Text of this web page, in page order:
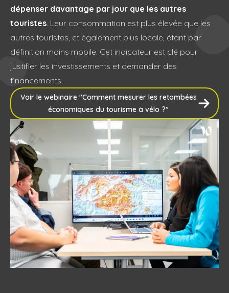
dépenser davantage par jour que les autres
touristes. Leur consommation est plus élevée que les
autres touristes, et également plus locale, étant par
définition moins mobile. Cet indicateur est clé pour
justifier les investissements et demander des
financements.
Voir le webinaire "Comment mesurer les retombées
économiques du tourisme à vélo ?"